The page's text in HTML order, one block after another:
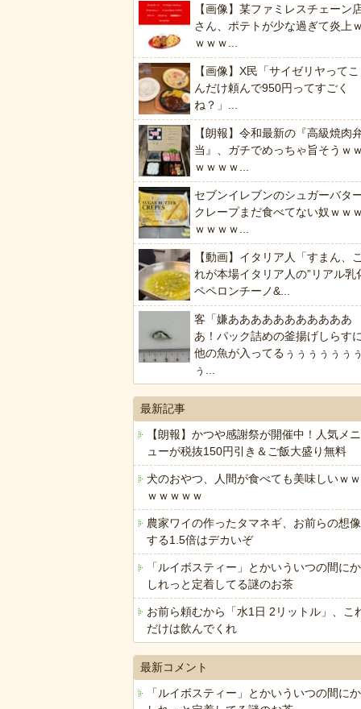
【画像】某ファミレスチェーン
さん、ポテトが少な過ぎて炎上
ｗｗｗ...
【画像】X民「サイゼリヤってこ
んだけ頼んで950円ってすごく
ね？」...
【朗報】令和最新の『高級焼肉
当』、ガチでめっちゃ旨そうｗ
ｗｗｗｗ...
セブンイレブンのシュガーバタ
クレープまだ食べてない奴ｗｗ
ｗｗｗｗ...
【動画】イタリア人「すまん、
れが本場イタリア人の”リアル乳
ペペロンチーノ&...
客「嫌あああああああああああ
あ！パック詰めの釜揚げしらす
他の魚が入ってるぅぅぅぅぅぅ
ぅ...
最新記事
【朗報】かつや感謝祭が開催中！人気メニ
ューが税抜150円引き＆ご飯大盛り無料
犬のおやつ、人間が食べても美味しいｗｗ
ｗｗｗｗｗ
農家ワイの作ったタマネギ、お前らの想像
する1.5倍はデカいぞ
「ルイボスティー」とかいういつの間にか
しれっと定着してる謎のお茶
お前ら頼むから「水1日 2リットル」、こ
だけは飲んでくれ
最新コメント
「ルイボスティー」とかいういつの間にか